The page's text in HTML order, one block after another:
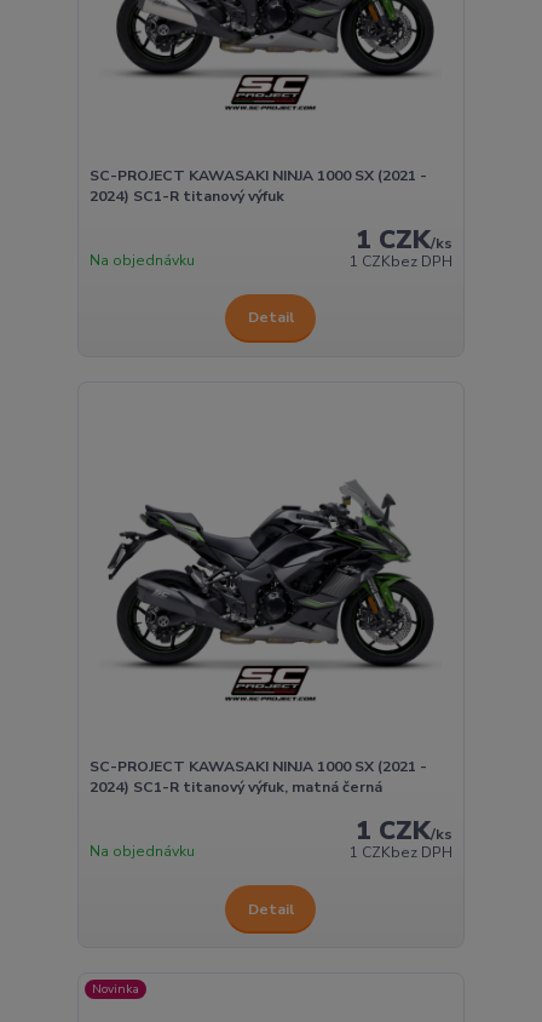
SC-PROJECT KAWASAKI NINJA 1000 SX (2021 -
2024) SC1-R titanový výfuk
1 CZK/ks
1 CZKbez DPH
Na objednávku
Detail
SC-PROJECT KAWASAKI NINJA 1000 SX (2021 -
2024) SC1-R titanový výfuk, matná černá
1 CZK/ks
1 CZKbez DPH
Na objednávku
Detail
Novinka